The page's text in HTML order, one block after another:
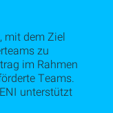
mit dem Ziel
zu
im Rahmen
Teams.
unterstützt